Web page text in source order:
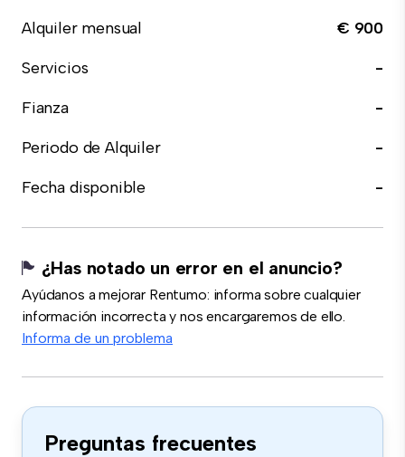
Alquiler mensual
€ 900
Servicios
-
Fianza
-
Periodo de Alquiler
-
Fecha disponible
-
¿Has notado un error en el anuncio?
Ayúdanos a mejorar Rentumo: informa sobre cualquier
información incorrecta y nos encargaremos de ello.
Informa de un problema
Preguntas frecuentes